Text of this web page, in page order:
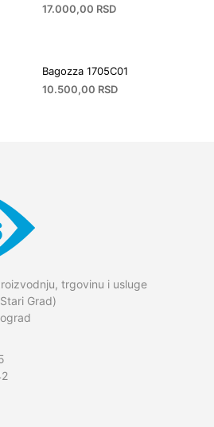
17.000,00 RSD
Bagozza 1705C01
10.500,00 RSD
trgovinu i usluge
Grad)